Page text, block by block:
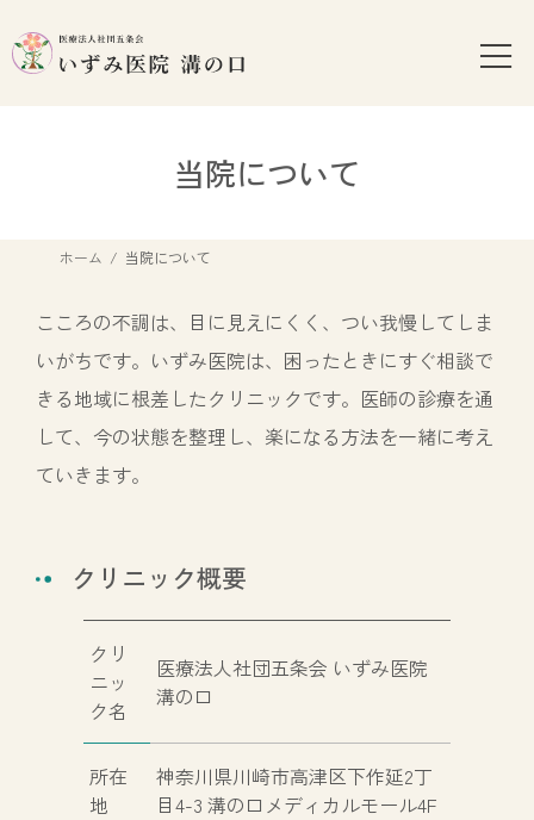
ン
テ
ビ
ゲ
当院について
ホーム 当院について
こころの不調は、目に見えにくく、つい我慢してしま
いがちです。いずみ医院は、困ったときにすぐ相談で
きる地域に根差したクリニックです。医師の診療を通
して、今の状態を整理し、楽になる方法を一緒に考え
ていきます。
クリニック概要
クリ
ニッ
ク名
医療法人社団五条会 いずみ医院
溝の口
所在
地
神奈川県川崎市高津区下作延2丁
目4-3 溝の口メディカルモール4F